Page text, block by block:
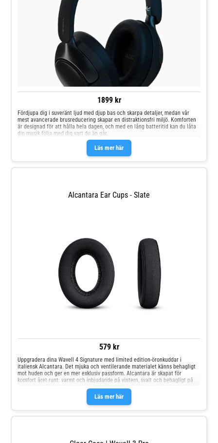
1899 kr
Läs mer här
Fördjupa dig i suveränt ljud med djup bas och skarpa detaljer, medan vår
mest avancerade brusreducering skapar en distraktionsfri miljö. Komforten
är designad för att hålla hela dagen, och med en lång batteritid kan du låta
din musik följa med dig vart du än går.
Alcantara Ear Cups - Slate
579 kr
Läs mer här
Uppgradera dina Wavell 4 Signature med limited edition-öronkuddar i
italiensk Alcantara. Det mjuka och ventilerande materialet känns behagligt
mot huden och ger en mer exklusiv passform. Alcantara är skapat för
komfort året runt: varmt och inbjudande på vintern, svalt och behagligt på
sommaren. En enkel uppgradering som ger dina hörlurar ett nytt uttryck och
en ännu bekvämare lyssningsupplevelse.